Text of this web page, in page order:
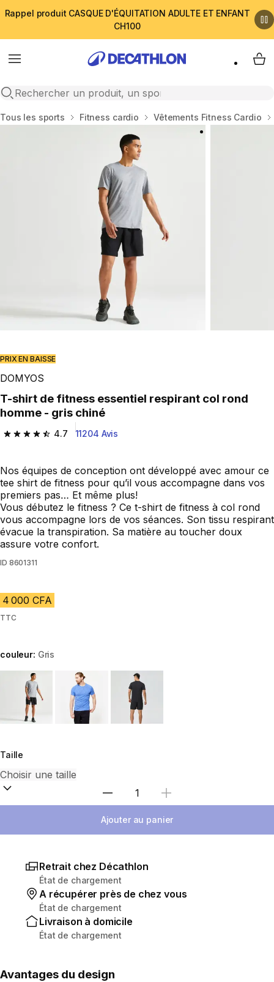
Rappel produit CASQUE D'ÉQUITATION ADULTE ET ENFANT
CH100
Menu
Open search
My
Accueil
Tous les sports Fitness cardio Vêtements Fitness Cardio
PRIX EN BAISSE
DOMYOS
T-shirt de fitness essentiel respirant col rond
homme - gris chiné
4.7
4.7 out of 5 stars from 11204 reviews
11204 Avis
Nos équipes de conception ont développé avec amour ce
tee shirt de fitness pour qu’il vous accompagne dans vos
premiers pas… Et même plus!
Vous débutez le fitness ? Ce t-shirt de fitness à col rond
vous accompagne lors de vos séances. Son tissu respirant
évacue la transpiration. Sa matière au toucher doux
assure votre confort.
ID 8601311
4 000 CFA
TTC
couleur: Gris
Choose a variant
Taille
Choisir une quantité
Ajouter au panier
Retrait chez Décathlon
État de chargement
A récupérer près de chez vous
État de chargement
Livraison à domicile
État de chargement
Avantages du design